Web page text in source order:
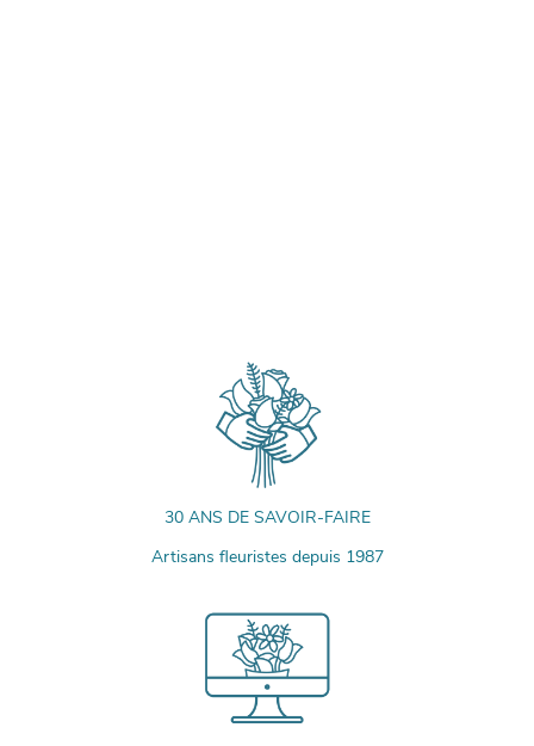
30 ANS DE SAVOIR-FAIRE
Artisans fleuristes depuis 1987